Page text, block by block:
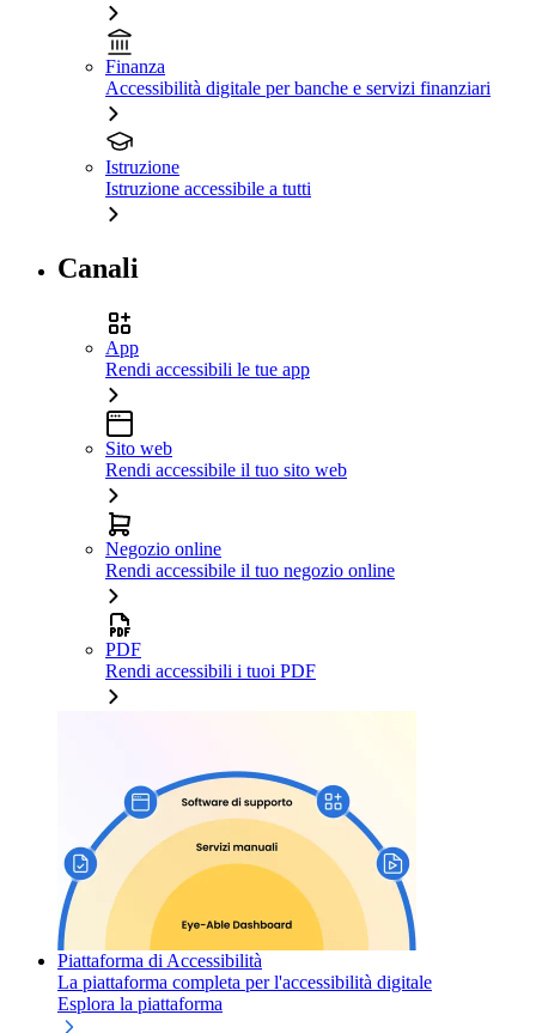
Finanza
Accessibilità digitale per banche e servizi finanziari
Istruzione
Istruzione accessibile a tutti
Canali
App
Rendi accessibili le tue app
Sito web
Rendi accessibile il tuo sito web
Negozio online
Rendi accessibile il tuo negozio online
PDF
Rendi accessibili i tuoi PDF
Piattaforma di Accessibilità
La piattaforma completa per l'accessibilità digitale
Esplora la piattaforma